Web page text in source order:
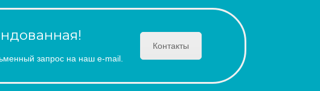
запрос на наш e-mail.
Контакты